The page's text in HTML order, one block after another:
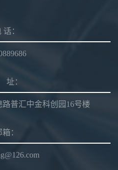
话：
：
普汇中金科创园16号楼
箱：